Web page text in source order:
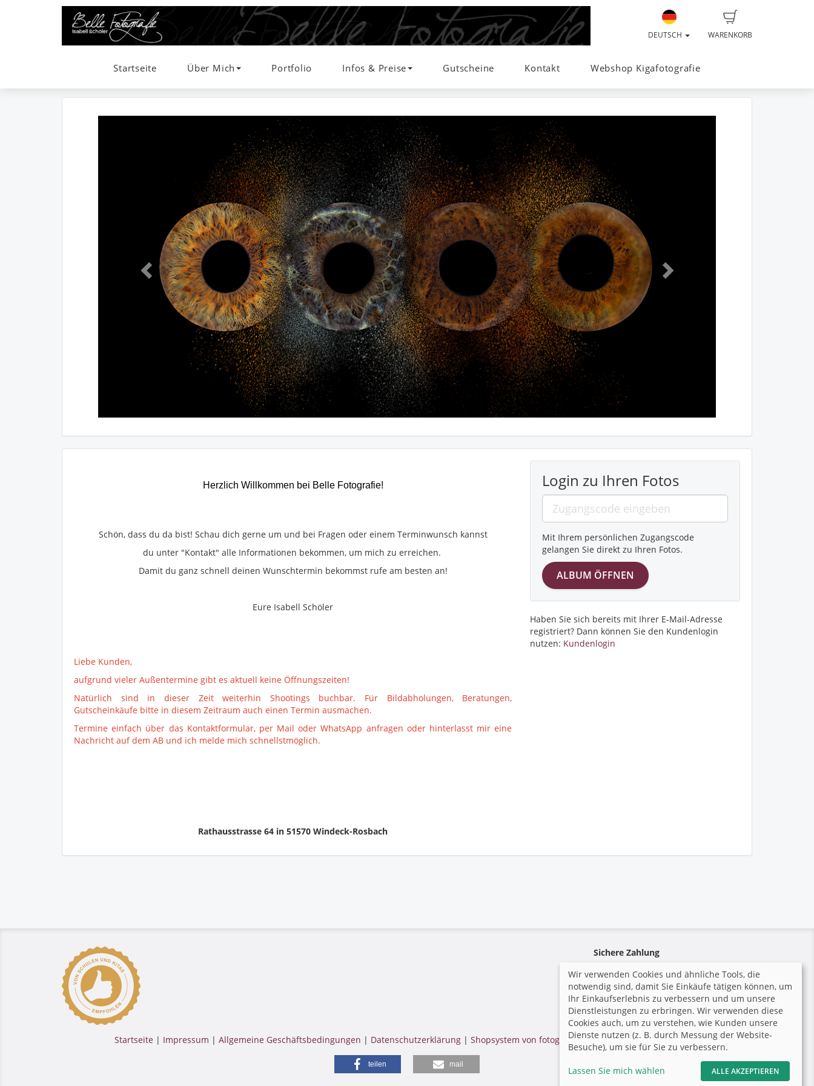
WARENKORB
DEUTSCH
Startseite Über Mich Portfolio Infos & Preise Gutscheine Kontakt Webshop Kigafotografie
Login zu Ihren Fotos
Mit Ihrem persönlichen Zugangscode
gelangen Sie direkt zu Ihren Fotos.
Haben Sie sich bereits mit Ihrer E-Mail-Adresse
registriert? Dann können Sie den Kundenlogin
nutzen: Kundenlogin
Herzlich Willkommen bei Belle Fotografie!
Schön, dass du da bist! Schau dich gerne um und bei Fragen oder einem Terminwunsch kannst
du unter "Kontakt" alle Informationen bekommen, um mich zu erreichen.
Damit du ganz schnell deinen Wunschtermin bekommst rufe am besten an!
Eure Isabell Schöler
Liebe Kunden,
aufgrund vieler Außentermine gibt es aktuell keine Öffnungszeiten!
Natürlich sind in dieser Zeit weiterhin Shootings buchbar. Für Bildabholungen, Beratungen,
Gutscheinkäufe bitte in diesem Zeitraum auch einen Termin ausmachen.
Termine einfach über das Kontaktformular, per Mail oder WhatsApp anfragen oder hinterlasst mir eine
Nachricht auf dem AB und ich melde mich schnellstmöglich.
Rathausstrasse 64 in 51570 Windeck-Rosbach
Sichere Zahlung
Startseite | Impressum | Allgemeine Geschäftsbedingungen | Datenschutzerklärung| Shopsystem von fotograf.de |
teilen mail
Wir verwenden Cookies und ähnliche Tools, die
notwendig sind, damit Sie Einkäufe tätigen können, um
Ihr Einkaufserlebnis zu verbessern und um unsere
Dienstleistungen zu erbringen. Wir verwenden diese
Cookies auch, um zu verstehen, wie Kunden unsere
Dienste nutzen (z. B. durch Messung der Website-
Besuche), um sie für Sie zu verbessern.
Lassen Sie mich wählen ALLE AKZEPTIEREN